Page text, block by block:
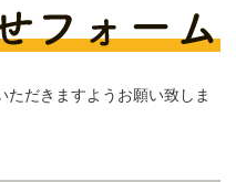
だきますようお願い致しま